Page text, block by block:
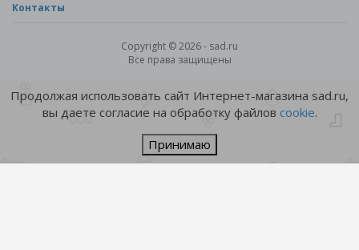
Контакты
Copyright © 2026 - sad.ru
Все права защищены
Продолжая использовать сайт Интернет-магазина sad.ru,
вы даете согласие на обработку файлов cookie.
Принимаю